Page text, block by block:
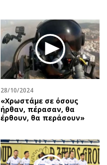
28/10/2024
«Χρωστάμε σε όσους
ήρθαν, πέρασαν, θα
έρθουν, θα περάσουν»